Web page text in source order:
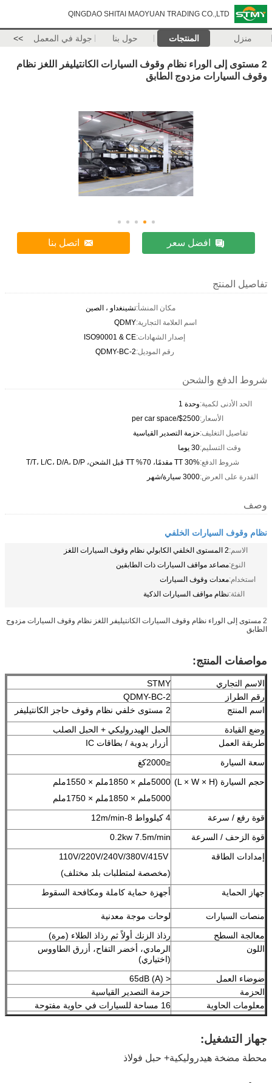
QINGDAO SHITAI MAOYUAN TRADING CO.,LTD
منزل المنتجات حول بنا جولة في المعمل >>
2 مستوى إلى الوراء نظام وقوف السيارات الكانتيليفر اللغز نظام
وقوف السيارات مزدوج الطابق
افضل سعر اتصل بنا
تفاصيل المنتج
مكان المنشأ:تشينغداو ، الصين
اسم العلامة التجارية:QDMY
إصدار الشهادات:ISO90001 & CE
رقم الموديل:QDMY-BC-2
شروط الدفع والشحن
الحد الأدنى لكمية:وحدة 1
الأسعار:$2500/per car space
تفاصيل التغليف:حزمة التصدير القياسية
وقت التسليم:30 يوما
شروط الدفع:30% TT مقدمًا، 70% TT قبل الشحن، T/T، L/C، D/A، D/P
القدرة على العرض:3000 سيارة/شهر
وصف
نظام وقوف السيارات الخلفي
الاسم:2 المستوى الخلفي الكابولي نظام وقوف السيارات اللغز
النوع:مصاعد مواقف السيارات ذات الطابقين
استخدام:معدات وقوف السيارات
الفئة:نظام مواقف السيارات الذكية
2 مستوى إلى الوراء نظام وقوف السيارات الكانتيليفر اللغز نظام وقوف السيارات مزدوج
الطابق
مواصفات المنتج:
الاسم التجاري
STMY
رقم الطراز
QDMY-BC-2
اسم المنتج
2 مستوى خلفي نظام وقوف حاجز الكانتيليفر
وضع القيادة
الحبل الهيدروليكي + الحبل الصلب
طريقة العمل
أزرار يدوية / بطاقات IC
سعة السيارة
≤2000كغ
حجم السيارة (L × W × H)
5000ملم × 1850ملم × 1550ملم
5000ملم × 1850ملم × 1750ملم
قوة رفع / سرعة
4 كيلوواط 8-12m/min
قوة الزحف / السرعة
0.2kw 7.5m/min
إمدادات الطاقة
110V/220V/240V/380V/415V
(مخصصة لمتطلبات بلد مختلف)
جهاز الحماية أجهزة حماية كاملة ومكافحة السقوط
منصات السيارات
لوحات موجة معدنية
معالجة السطح
رذاذ الزنك أولاً ثم رذاذ الطلاء (مرة)
اللون
الرمادي، أخضر التفاح، أزرق الطاووس
(اختياري)
ضوضاء العمل
< 65dB (A)
الحزمة
حزمة التصدير القياسية
معلومات الحاوية
16 مساحة للسيارات في حاوية مفتوحة
شهادة
ISO9001 و CE
الضمان
5 سنوات للبنية
جهاز التشغيل:
محطة مضخة هيدروليكية+ حبل فولاذ